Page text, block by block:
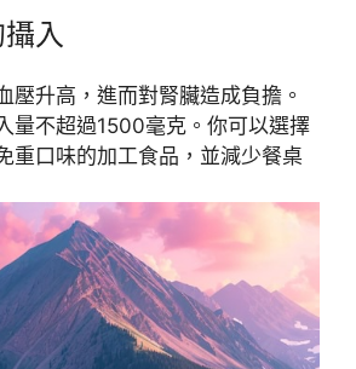
入
壓升高，進而對腎臟造成負擔。
量不超過1500毫克。你可以選擇
重口味的加工食品，並減少餐桌